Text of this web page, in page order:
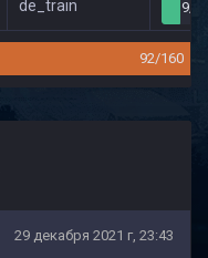
de_train 9/
92/160
29 декабря 2021 г, 23:43